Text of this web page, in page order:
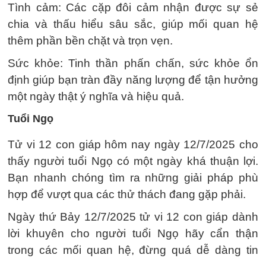
Tình cảm: Các cặp đôi cảm nhận được sự sẻ
chia và thấu hiểu sâu sắc, giúp mối quan hệ
thêm phần bền chặt và trọn vẹn.
Sức khỏe: Tinh thần phấn chấn, sức khỏe ổn
định giúp bạn tràn đầy năng lượng để tận hưởng
một ngày thật ý nghĩa và hiệu quả.
Tuổi Ngọ
Tử vi 12 con giáp hôm nay ngày 12/7/2025 cho
thấy người tuổi Ngọ có một ngày khá thuận lợi.
Bạn nhanh chóng tìm ra những giải pháp phù
hợp để vượt qua các thử thách đang gặp phải.
Ngày thứ Bảy 12/7/2025 tử vi 12 con giáp dành
lời khuyên cho người tuổi Ngọ hãy cẩn thận
trong các mối quan hệ, đừng quá dễ dàng tin